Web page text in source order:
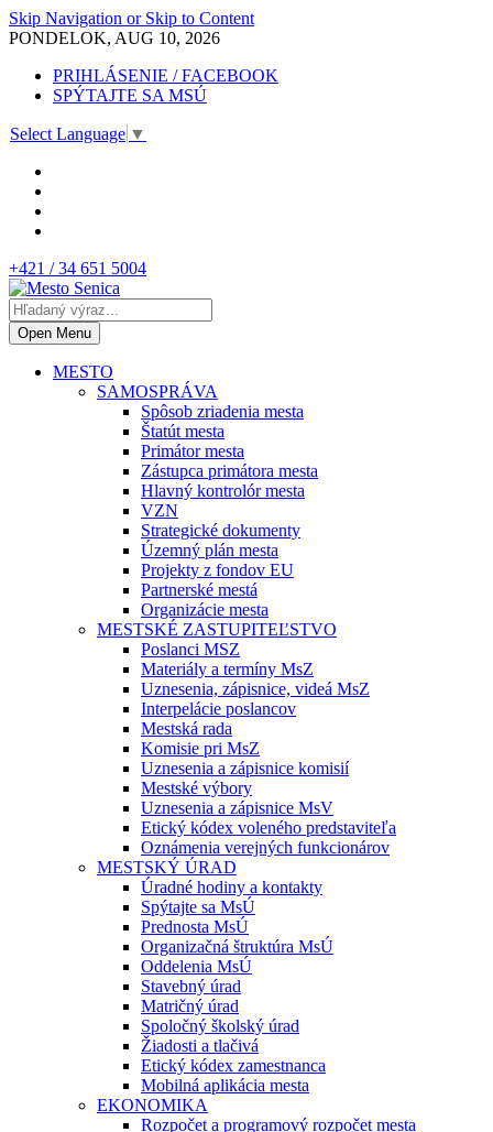
Skip Navigation or Skip to Content
PONDELOK, AUG 10, 2026
PRIHLÁSENIE / FACEBOOK
SPÝTAJTE SA MSÚ
Select Language ▼
+421 / 34 651 5004
Open Menu
MESTO
SAMOSPRÁVA
Spôsob zriadenia mesta
Štatút mesta
Primátor mesta
Zástupca primátora mesta
Hlavný kontrolór mesta
VZN
Strategické dokumenty
Územný plán mesta
Projekty z fondov EU
Partnerské mestá
Organizácie mesta
MESTSKÉ ZASTUPITEĽSTVO
Poslanci MSZ
Materiály a termíny MsZ
Uznesenia, zápisnice, videá MsZ
Interpelácie poslancov
Mestská rada
Komisie pri MsZ
Uznesenia a zápisnice komisií
Mestské výbory
Uznesenia a zápisnice MsV
Etický kódex voleného predstaviteľa
Oznámenia verejných funkcionárov
MESTSKÝ ÚRAD
Úradné hodiny a kontakty
Spýtajte sa MsÚ
Prednosta MsÚ
Organizačná štruktúra MsÚ
Oddelenia MsÚ
Stavebný úrad
Matričný úrad
Spoločný školský úrad
Žiadosti a tlačivá
Etický kódex zamestnanca
Mobilná aplikácia mesta
EKONOMIKA
Rozpočet a programový rozpočet mesta